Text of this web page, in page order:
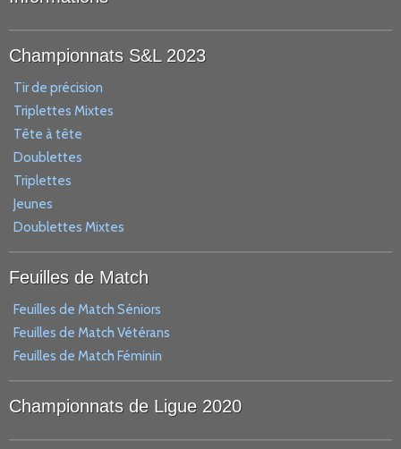
Championnats S&L 2023
Tir de précision
Triplettes Mixtes
Tête à tête
Doublettes
Triplettes
Jeunes
Doublettes Mixtes
Feuilles de Match
Feuilles de Match Séniors
Feuilles de Match Vétérans
Feuilles de Match Féminin
Championnats de Ligue 2020